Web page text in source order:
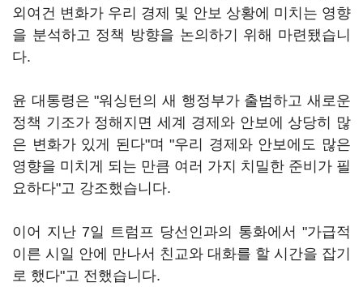
외여건 변화가 우리 경제 및 안보 상황에 미치는 영향
을 분석하고 정책 방향을 논의하기 위해 마련됐습니
다.
윤 대통령은 "워싱턴의 새 행정부가 출범하고 새로운
정책 기조가 정해지면 세계 경제와 안보에 상당히 많
은 변화가 있게 된다"며 "우리 경제와 안보에도 많은
영향을 미치게 되는 만큼 여러 가지 치밀한 준비가 필
요하다"고 강조했습니다.
이어 지난 7일 트럼프 당선인과의 통화에서 "가급적
이른 시일 안에 만나서 친교와 대화를 할 시간을 잡기
로 했다"고 전했습니다.